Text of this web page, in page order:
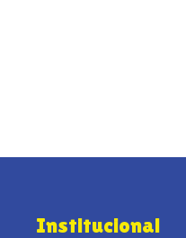
Institucional